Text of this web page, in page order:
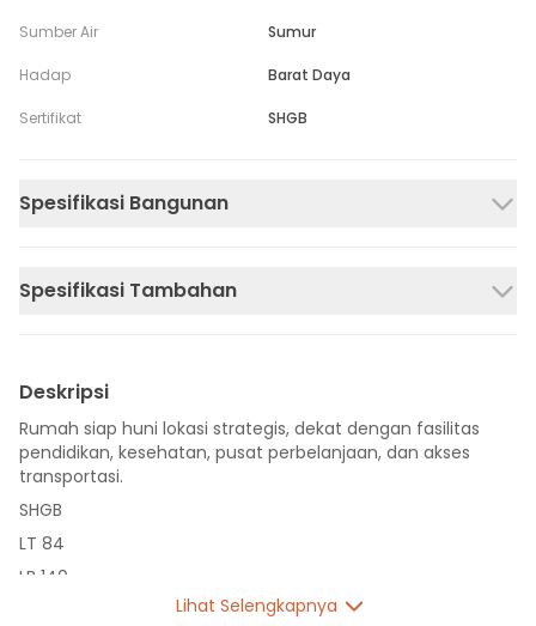
Sumber Air Sumur
Hadap Barat Daya
Sertifikat SHGB
Spesifikasi Bangunan
Spesifikasi Tambahan
Deskripsi
Rumah siap huni lokasi strategis, dekat dengan fasilitas
pendidikan, kesehatan, pusat perbelanjaan, dan akses
transportasi.
SHGB
LT 84
LB 140
Lihat Selengkapnya